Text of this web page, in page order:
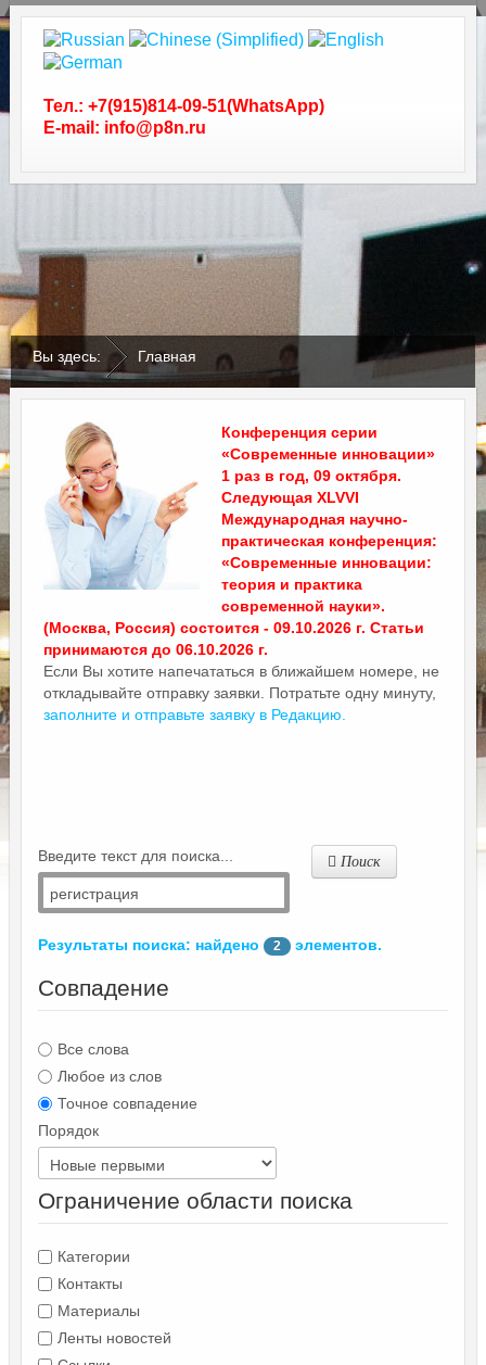
Тел.: +7(915)814-09-51(WhatsApp)
E-mail: info@p8n.ru
Вы здесь: Главная
Конференция серии
«Современные инновации»
1 раз в год, 09 октября.
Следующая XLVVI
Международная научно-
практическая конференция:
«Современные инновации:
теория и практика
современной науки».
(Москва, Россия) состоится - 09.10.2026 г. Статьи
принимаются до 06.10.2026 г.
Если Вы хотите напечататься в ближайшем номере, не
откладывайте отправку заявки. Потратьте одну минуту,
заполните и отправьте заявку в Редакцию.
Введите текст для поиска... Поиск
Результаты поиска: найдено 2 элементов.
Совпадение
Все слова
Любое из слов
Точное совпадение
Порядок
Ограничение области поиска
Категории
Контакты
Материалы
Ленты новостей